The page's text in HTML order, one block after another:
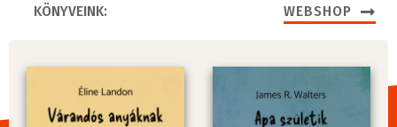
KÖNYVEINK: WEBSHOP